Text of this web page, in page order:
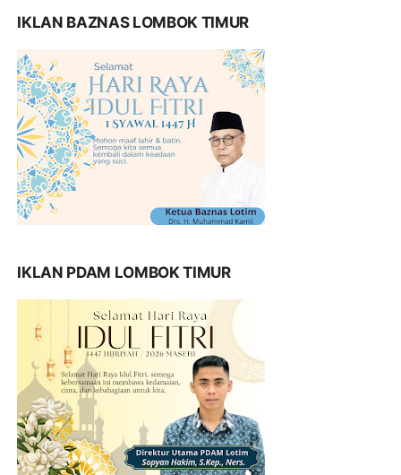
IKLAN BAZNAS LOMBOK TIMUR
IKLAN PDAM LOMBOK TIMUR